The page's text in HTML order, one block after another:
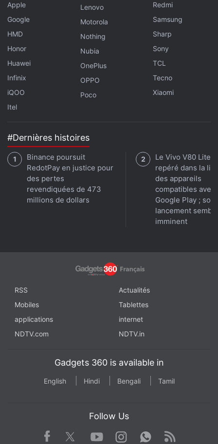
Le Xiaomi 17T embarque une batterie au silicium-
carbone d'une capacité de 6 500 mAh, compatible
avec la charge rapide filaire de 67 W. La capacité de
la batterie est légèrement supérieure sur le modèle
Pro, atteignant 7 000 mAh, avec la prise en charge
de la charge rapide filaire de 100 W et de la charge
sans fil de 50 W.
Apple
Google
HMD
Honor
Huawei
Infinix
iQOO
Itel
Lenovo
Motorola
Nothing
Nubia
OnePlus
OPPO
Poco
Redmi
Samsung
Sharp
Sony
TCL
Tecno
Xiaomi
#Dernières histoires
Binance poursuit
RedotPay en justice pour
des pertes
revendiquées de 473
millions de dollars
Le Vivo V80 Lite
repéré dans la
des appareils
compatibles avec
Google Play ; son
lancement semble
imminent
RSS
Actualités
Mobiles
Tablettes
applications
internet
NDTV.com
NDTV.in
Gadgets 360 is available in
English Hindi Bengali Tamil
Follow Us
Facebook TwitterYoutube
Instagram WhatsApp
Rss